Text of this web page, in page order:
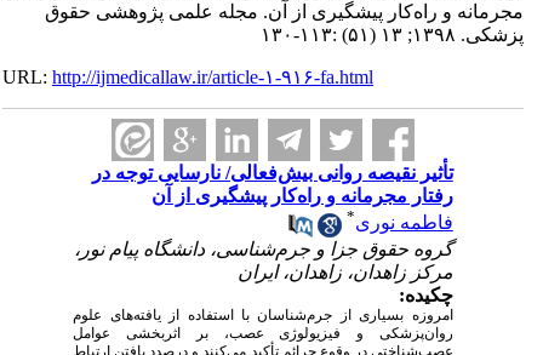
مجرمانه و راه‌کار پیشگیری از آن. مجله علمی پژوهشی حقوق
پزشکی. ۱۳۹۸; ۱۳ (۵۱) :۱۱۳-۱۳۰
URL:http://ijmedicallaw.ir/article-۱-۹۱۶-fa.html
تأثیر نقیصه روانی بیش‌فعالی/ نارسایی توجه در
رفتار مجرمانه و راه‌کار پیشگیری از آن
فاطمه نوری*
گروه حقوق جزا و جرم‌شناسی، دانشگاه پیام نور،
مرکز زاهدان، زاهدان، ایران
چکیده:
امروزه بسیاری از جرم‌شناسان با استفاده از یافته‌های علوم
روان‌پزشکی و فیزیولوژی عصب، بر اثربخشی عوامل
عصب‌شناختی در وقوع جرائم تأکید می‌کنند و درصدد یافتن ارتباط